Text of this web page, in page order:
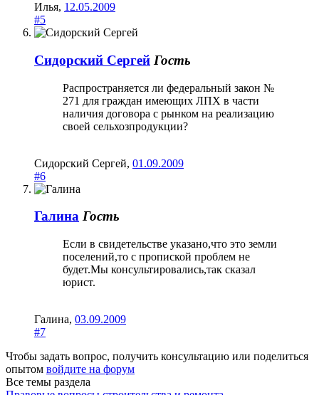
Илья, 12.05.2009
#5
Сидорский Сергей Гость
Распространяется ли федеральный закон №
271 для граждан имеющих ЛПХ в части
наличия договора с рынком на реализацию
своей сельхозпродукции?
Сидорский Сергей, 01.09.2009
#6
Галина Гость
Если в свидетельстве указано,что это земли
поселений,то с пропиской проблем не
будет.Мы консультировались,так сказал
юрист.
Галина, 03.09.2009
#7
Чтобы задать вопрос, получить консультацию или поделиться
опытом войдите на форум
Все темы раздела